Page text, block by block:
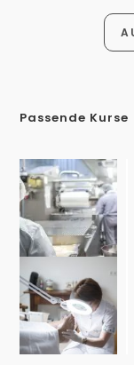
Passende Kurse